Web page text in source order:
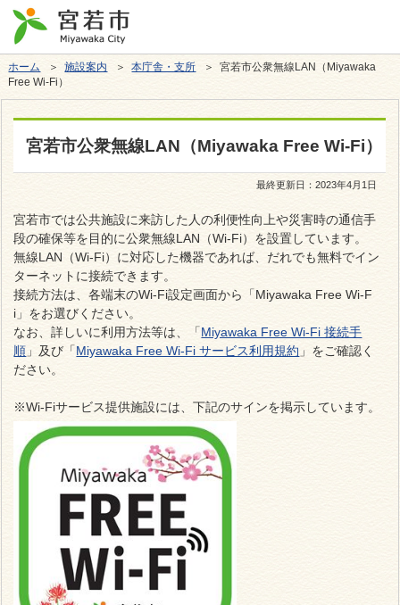
ホーム ＞施設案内 ＞本庁舎・支所 ＞ 宮若市公衆無線LAN（Miyawaka
Free Wi-Fi）
宮若市公衆無線LAN（Miyawaka Free Wi-Fi）
最終更新日：2023年4月1日
宮若市では公共施設に来訪した人の利便性向上や災害時の通信手
段の確保等を目的に公衆無線LAN（Wi-Fi）を設置しています。
無線LAN（Wi-Fi）に対応した機器であれば、だれでも無料でイン
ターネットに接続できます。
接続方法は、各端末のWi-Fi設定画面から「Miyawaka Free Wi-F
i」をお選びください。
なお、詳しいに利用方法等は、「Miyawaka Free Wi‐Fi 接続手
順 」及び「Miyawaka Free Wi-Fi サービス利用規約 」をご確認く
ださい。
※Wi-Fiサービス提供施設には、下記のサインを掲示しています。